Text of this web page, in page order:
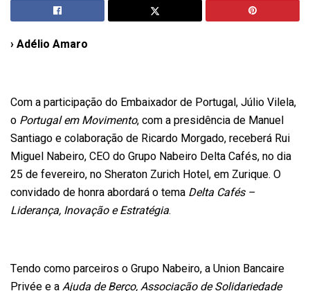
› Adélio Amaro
Com a participação do Embaixador de Portugal, Júlio Vilela,
o Portugal em Movimento, com a presidência de Manuel
Santiago e colaboração de Ricardo Morgado, receberá Rui
Miguel Nabeiro, CEO do Grupo Nabeiro Delta Cafés, no dia
25 de fevereiro, no Sheraton Zurich Hotel, em Zurique. O
convidado de honra abordará o tema Delta Cafés –
Liderança, Inovação e Estratégia.
Tendo como parceiros o Grupo Nabeiro, a Union Bancaire
Privée e aAjuda de Berço, Associação de Solidariedade